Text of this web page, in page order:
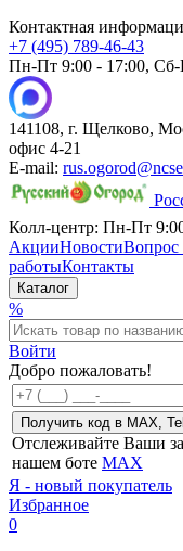
Контактная
+7 (495) 789-46-43
Пн-Пт 9:00 - 17:00,
141108, г. Щелково,
офис 4-21
E-mail:
Колл-центр: Пн-Пт
АкцииНовостиВопрос
работыКонтакты
Каталог
%
Войти
Добро пожаловать!
Получить код в MAX,
Отслеживайте Ваши
нашем боте MAX
Я - новый покупатель
Избранное
0